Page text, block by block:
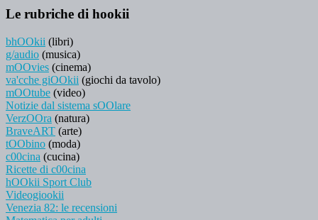
Le rubriche di hookii
bhOOkii (libri)
g/audio (musica)
mOOvies (cinema)
va'cche giOOkii (giochi da tavolo)
mOOtube (video)
Notizie dal sistema sOOlare
VerzOOra (natura)
BraveART (arte)
tOObino (moda)
c00cina (cucina)
Ricette di c00cina
hOOkii Sport Club
Videogiookii
Venezia 82: le recensioni